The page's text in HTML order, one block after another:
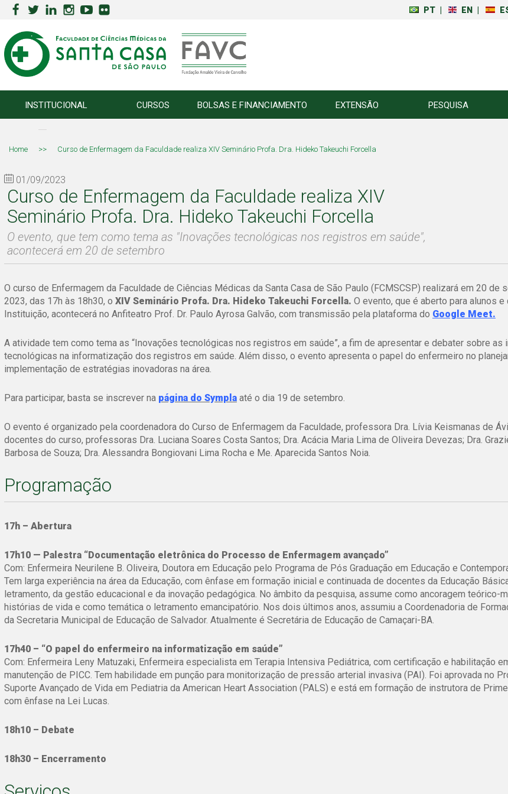
PT EN
INSTITUCIONAL CURSOS BOLSAS E FINANCIAMENTO EXTENSÃO PESQUISA
Home >> Curso de Enfermagem da Faculdade realiza XIV Seminário Profa. Dra. Hideko Takeuchi Forcella
01/09/2023
Curso de Enfermagem da Faculdade realiza XIV
Seminário Profa. Dra. Hideko Takeuchi Forcella
O evento, que tem como tema as "Inovações tecnológicas nos registros em saúde",
acontecerá em 20 de setembro
O curso de Enfermagem da Faculdade de Ciências Médicas da Santa Casa de São Paulo (FCMSCSP) realizará em 20 de
2023, das 17h às 18h30, o XIV Seminário Profa. Dra. Hideko Takeuchi Forcella. O evento, que é aberto para alunos
Instituição, acontecerá no Anfiteatro Prof. Dr. Paulo Ayrosa Galvão, com transmissão pela plataforma do Google Meet.
A atividade tem como tema as “Inovações tecnológicas nos registros em saúde”, a fim de apresentar e debater sobre as
tecnológicas na informatização dos registros em saúde. Além disso, o evento apresenta o papel do enfermeiro no
implementação de estratégias inovadoras na área.
Para participar, basta se inscrever na página do Symplaaté o dia 19 de setembro.
O evento é organizado pela coordenadora do Curso de Enfermagem da Faculdade, professora Dra. Lívia Keismanas de
docentes do curso, professoras Dra. Luciana Soares Costa Santos; Dra. Acácia Maria Lima de Oliveira Devezas; Dra.
Barbosa de Souza; Dra. Alessandra Bongiovani Lima Rocha e Me. Aparecida Santos Noia.
Programação
17h – Abertura
17h10 — Palestra “Documentação eletrônica do Processo de Enfermagem avançado”
Com: Enfermeira Neurilene B. Oliveira, Doutora em Educação pelo Programa de Pós Graduação em Educação e
Tem larga experiência na área da Educação, com ênfase em formação inicial e continuada de docentes da Educação
letramento, da gestão educacional e da inovação pedagógica. No âmbito da pesquisa, assume como ancoragem teórico-
histórias de vida e como temática o letramento emancipatório. Nos dois últimos anos, assumiu a Coordenadoria de
da Secretaria Municipal de Educação de Salvador. Atualmente é Secretária de Educação de Camaçari-BA.
17h40 – “O papel do enfermeiro na informatização em saúde”
Com: Enfermeira Leny Matuzaki, Enfermeira especialista em Terapia Intensiva Pediátrica, com certificação e habilitação
manutenção de PICC. Tem habilidade em punção para monitorização de pressão arterial invasiva (PAI). Foi aprovada no
Suporte Avançado de Vida em Pediatria da American Heart Association (PALS) e está em formação de instrutora de
com ênfase na Lei Lucas.
18h10 – Debate
18h30 – Encerramento